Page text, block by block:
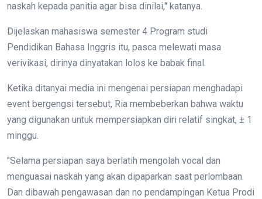
naskah kepada panitia agar bisa dinilai," katanya.
Dijelaskan mahasiswa semester 4 Program studi
Pendidikan Bahasa Inggris itu, pasca melewati masa
verivikasi, dirinya dinyatakan lolos ke babak final.
Ketika ditanyai media ini mengenai persiapan menghadapi
event bergengsi tersebut, Ria membeberkan bahwa waktu
yang digunakan untuk mempersiapkan diri relatif singkat, ± 1
minggu.
"Selama persiapan saya berlatih mengolah vocal dan
menguasai naskah yang akan dipaparkan saat perlombaan.
Dan dibawah pengawasan dan no pendampingan Ketua Prodi